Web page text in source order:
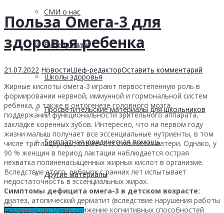
СМИ о нас
Видеоролики
Школы здоровья
Просветительские материалы для школьников
Бесплатная юридическая помощь
Другие материалы
Польза Омега-3 для
здоровья ребенка
21.07.2022 НовостиШеф-редакторОставить комментарий
Жирные кислоты омега-3 играют первостепенную роль в
формировании нервной, иммунной и гормональной систем
ребенка, а также в онтогенезе головного мозга,
поддержании функциональности зрительного аппарата,
закладке коренных зубов. Интересно, что на первом году
жизни малыш получает все эссенциальные нутриенты, в том
числе триглицериды, совместно с молоком матери. Однако, у
90 % женщин в период лактации наблюдается острая
нехватка полиненасыщенных жирных кислот в организме.
Вследствие этого, ребенок с ранних лет испытывает
недостаточность в эссенциальных жирах.
Симптомы дефицита омега-3 в детском возрасте:
диатез, атопический дерматит (вследствие нарушения работы
иммунной системы); снижение когнитивных способностей